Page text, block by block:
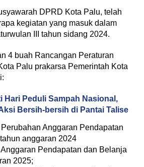
DPRD Kota Palu, telah
kegiatan yang masuk dalam
III tahun sidang 2024.
4 buah Rancangan Peraturan
Palu prakarsa Pemerintah Kota
Hari Peduli Sampah Nasional,
Bersih-bersih di Pantai Talise
Anggaran Pendapatan
anggaran 2024
Pendapatan dan Belanja
2025;